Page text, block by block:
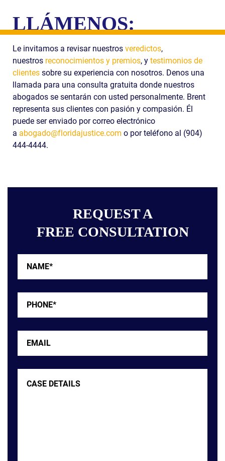
LLÁMENOS:
Le invitamos a revisar nuestros veredictos,
nuestros reconocimientos y premios, y testimonios de
clientes sobre su experiencia con nosotros. Denos una
llamada para una consulta gratuita donde nuestros
abogados se sentarán con usted personalmente. Brent
representa sus clientes con pasión y compasión. Él
puede ser enviado por correo electrónico
a abogado@floridajustice.com o por teléfono al (904)
444-4444.
REQUEST A
FREE CONSULTATION
Details